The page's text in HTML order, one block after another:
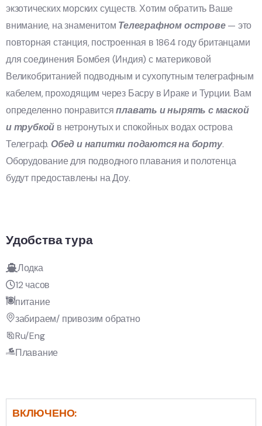
экзотических морских существ. Хотим обратить Ваше
внимание, на знаменитом Телеграфном острове— это
повторная станция, построенная в 1864 году британцами
для соединения Бомбея (Индия) с материковой
Великобританией подводным и сухопутным телеграфным
кабелем, проходящим через Басру в Ираке и Турции. Вам
определенно понравитсяплавать и нырять с маской
и трубкой в нетронутых и спокойных водах острова
Телеграф. Обед и напитки подаются на борту.
Оборудование для подводного плавания и полотенца
будут предоставлены на Доу.
Удобства тура
Лодка
12 часов
питание
забираем/ привозим обратно
Ru/Eng
Плавание
ВКЛЮЧЕНО: